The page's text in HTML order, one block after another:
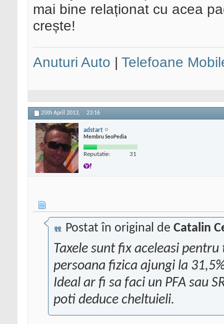
mai bine relaționat cu acea
crește!
Anuturi Auto | Telefoane
25th April 2013, 23:16
adstart
Membru SeoPedia
Reputatie: 31
Postat în original de Catalin
Taxele sunt fix aceleasi
persoana fizica ajungi la
Ideal ar fi sa faci un PFA sau
poti deduce cheltuieli.